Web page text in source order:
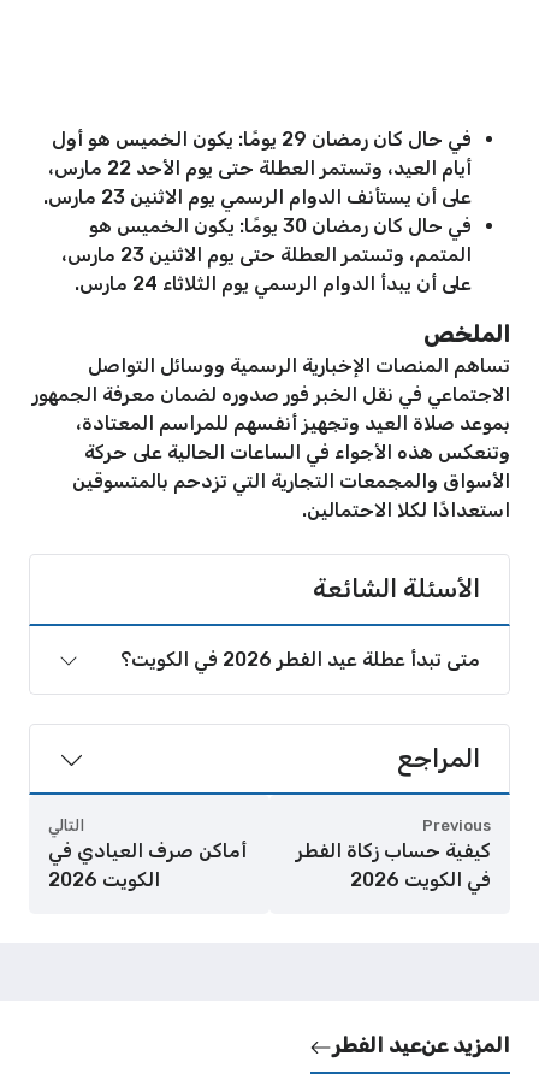
في حال كان رمضان 29 يومًا: يكون الخميس هو أول
أيام العيد، وتستمر العطلة حتى يوم الأحد 22 مارس،
على أن يستأنف الدوام الرسمي يوم الاثنين 23 مارس.
في حال كان رمضان 30 يومًا: يكون الخميس هو
المتمم، وتستمر العطلة حتى يوم الاثنين 23 مارس،
على أن يبدأ الدوام الرسمي يوم الثلاثاء 24 مارس.
الملخص
تساهم المنصات الإخبارية الرسمية ووسائل التواصل
الاجتماعي في نقل الخبر فور صدوره لضمان معرفة الجمهور
بموعد صلاة العيد وتجهيز أنفسهم للمراسم المعتادة،
وتنعكس هذه الأجواء في الساعات الحالية على حركة
الأسواق والمجمعات التجارية التي تزدحم بالمتسوقين
استعدادًا لكلا الاحتمالين.
الأسئلة الشائعة
متى تبدأ عطلة عيد الفطر 2026 في الكويت؟
المراجع
Previous
كيفية حساب زكاة الفطر
في الكويت 2026
التالي
أماكن صرف العيادي في
الكويت 2026
المزيد عنعيد الفطر